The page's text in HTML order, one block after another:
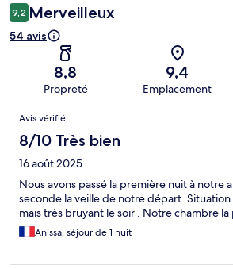
9,2 Merveilleux
54 avis
8,8
Propreté
9,4
Emplacement
Avis
Avis vérifié
8/10 Très bien
16 août 2025
Nous avons passé la première nuit à notre
seconde la veille de notre départ.
mais très bruyant le soir . Notre chambre
Anissa, séjour de 1 nuit